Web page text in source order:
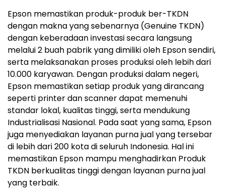
Epson memastikan produk-produk ber-TKDN
dengan makna yang sebenarnya (Genuine TKDN)
dengan keberadaan investasi secara langsung
melalui 2 buah pabrik yang dimiliki oleh Epson sendiri,
serta melaksanakan proses produksi oleh lebih dari
10.000 karyawan. Dengan produksi dalam negeri,
Epson memastikan setiap produk yang dirancang
seperti printer dan scanner dapat memenuhi
standar lokal, kualitas tinggi, serta mendukung
Industrialisasi Nasional. Pada saat yang sama, Epson
juga menyediakan layanan purna jual yang tersebar
di lebih dari 200 kota di seluruh Indonesia. Hal ini
memastikan Epson mampu menghadirkan Produk
TKDN berkualitas tinggi dengan layanan purna jual
yang terbaik.